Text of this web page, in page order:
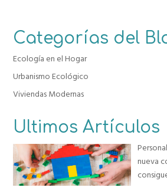
Categorías del
Ecología en el Hogar
Urbanismo Ecológico
Viviendas Modernas
Ultimos Artículos
nueva